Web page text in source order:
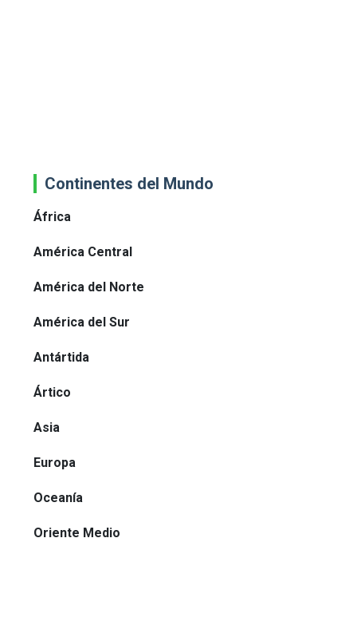
Continentes del Mundo
África
América Central
América del Norte
América del Sur
Antártida
Ártico
Asia
Europa
Oceanía
Oriente Medio